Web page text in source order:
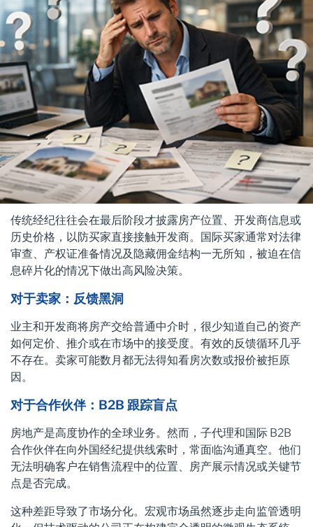
传统经纪往往会在最后阶段才披露房产位置、开发商信息或
历史价格，以防买家直接接触开发商。国际买家通常对法律
审查、产权证准备情况及隐藏佣金结构一无所知，被迫在信
息碎片化的情况下做出高风险决策。
对于卖家：反馈黑洞
业主和开发商将房产交给普通中介时，很少知道自己的资产
如何定价、推介或在市场中的接受度。有效的反馈循环几乎
不存在。卖家可能数月都无法得知看房次数或报价被拒原
因。
对于合作伙伴：B2B 跟踪盲点
房地产是高度协作的全球业务。然而，子代理和国际 B2B
合作伙伴在向外国经纪提供线索时，常面临沟通真空。他们
无法明确客户在销售流程中的位置、房产展示情况或关键节
点是否完成。
这种差距导致了市场分化。宏观市场虽然逐步走向监管透明